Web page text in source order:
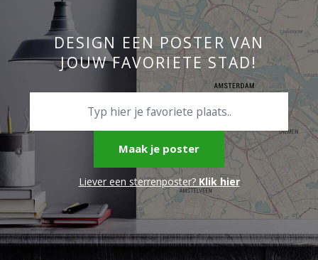
DESIGN EEN POSTER VAN
JOUW FAVORIETE STAD!
Maak je poster
Liever een sterrenposter? Klik hier